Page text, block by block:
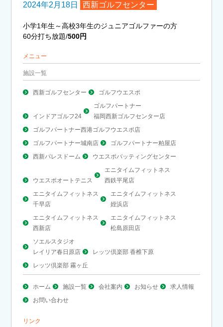
2024年2月18日 西新ゴルフセンター
小学1年生～高校3年生のジュニアゴルファーの方
60分打ち放題/500円
メニュー
施設一覧
西新ゴルフセンター ゴルフウエスポ
インドアゴルフ24
ゴルフパートナー
福岡西新ゴルフセンター店
ゴルフパートナー西港ゴルフウエスポ店
ゴルフパートナー城南店
ゴルフパートナー粕屋店
西新パレスドーム
ウエスポバッティングセンター
ウエスポオートテニス
エニタイムフィットネス
西鉄平尾店
エニタイムフィットネス
千早店
エニタイムフィットネス
姪浜店
エニタイムフィットネス
西新店
エニタイムフィットネス
松島原田店
ソエルスタジオ
レイリア春日原店
レッツ倶楽部 香椎下原
レッツ倶楽部 霧ヶ丘
ホーム 施設一覧 会社案内 お知らせ
求人情報
お問い合わせ
リンク